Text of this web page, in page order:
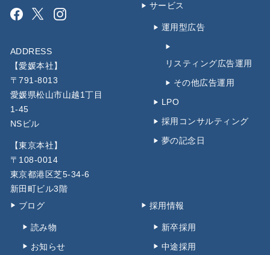
Facebook Instagram
ADDRESS
【愛媛本社】
〒791-8013
愛媛県松山市山越1丁目
1-45
NSビル
【東京本社】
〒108-0014
東京都港区芝5-34-6
新田町ビル3階
サービス
運用型広告
リスティング広告運用
その他広告運用
LPO
採用コンサルティング
夢の記念日
ブログ
読み物
お知らせ
採用情報
新卒採用
中途採用